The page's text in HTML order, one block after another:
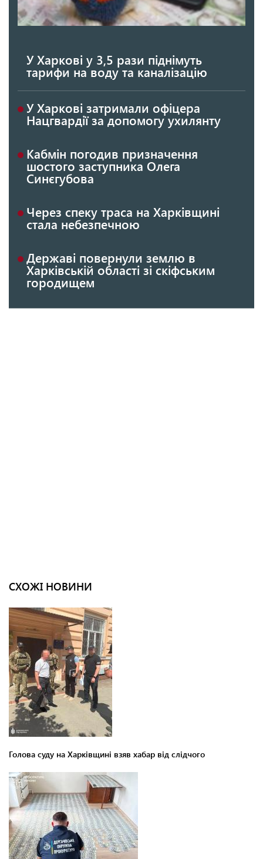
У Харкові у 3,5 рази піднімуть
тарифи на воду та каналізацію
У Харкові затримали офіцера
Нацгвардії за допомогу ухилянту
Кабмін погодив призначення
шостого заступника Олега
Синєгубова
Через спеку траса на Харківщині
стала небезпечною
Державі повернули землю в
Харківській області зі скіфським
городищем
СХОЖІ НОВИНИ
Голова суду на Харківщині взяв хабар від слідчого